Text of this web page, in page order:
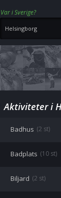
Var i Sverige?
Aktiviteter i
Badhus (2 st)
Badplats (10 st)
Biljard (2 st)